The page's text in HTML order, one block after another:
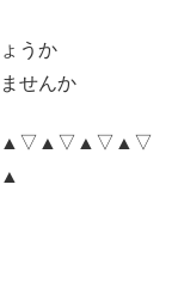
うか
せんか